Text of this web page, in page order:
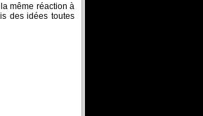
même réaction à
des idées toutes